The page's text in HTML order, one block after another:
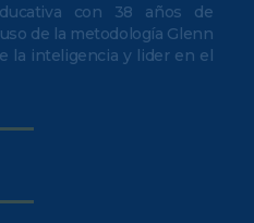
con 38 años de
de la metodología Glenn
la inteligencia y lider en el